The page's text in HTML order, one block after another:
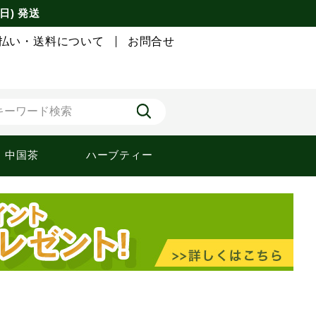
) 発送
い・送料について お問合せ
中国茶 ハーブティー